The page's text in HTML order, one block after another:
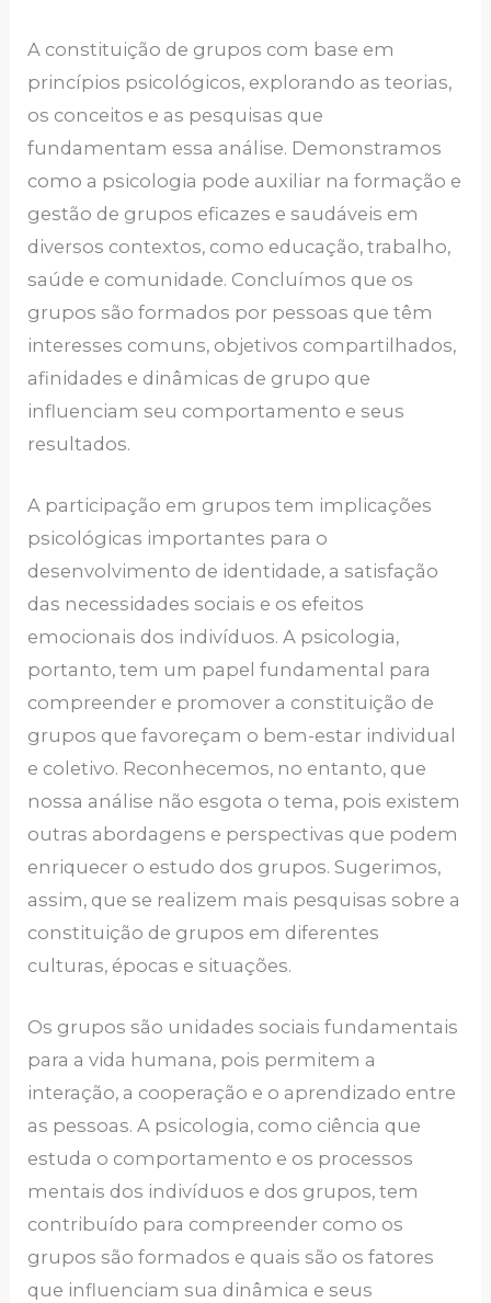
A constituição de grupos com base em
princípios psicológicos, explorando as teorias,
os conceitos e as pesquisas que
fundamentam essa análise. Demonstramos
como a psicologia pode auxiliar na formação e
gestão de grupos eficazes e saudáveis em
diversos contextos, como educação, trabalho,
saúde e comunidade. Concluímos que os
grupos são formados por pessoas que têm
interesses comuns, objetivos compartilhados,
afinidades e dinâmicas de grupo que
influenciam seu comportamento e seus
resultados.
A participação em grupos tem implicações
psicológicas importantes para o
desenvolvimento de identidade, a satisfação
das necessidades sociais e os efeitos
emocionais dos indivíduos. A psicologia,
portanto, tem um papel fundamental para
compreender e promover a constituição de
grupos que favoreçam o bem-estar individual
e coletivo. Reconhecemos, no entanto, que
nossa análise não esgota o tema, pois existem
outras abordagens e perspectivas que podem
enriquecer o estudo dos grupos. Sugerimos,
assim, que se realizem mais pesquisas sobre a
constituição de grupos em diferentes
culturas, épocas e situações.
Os grupos são unidades sociais fundamentais
para a vida humana, pois permitem a
interação, a cooperação e o aprendizado entre
as pessoas. A psicologia, como ciência que
estuda o comportamento e os processos
mentais dos indivíduos e dos grupos, tem
contribuído para compreender como os
grupos são formados e quais são os fatores
que influenciam sua dinâmica e seus